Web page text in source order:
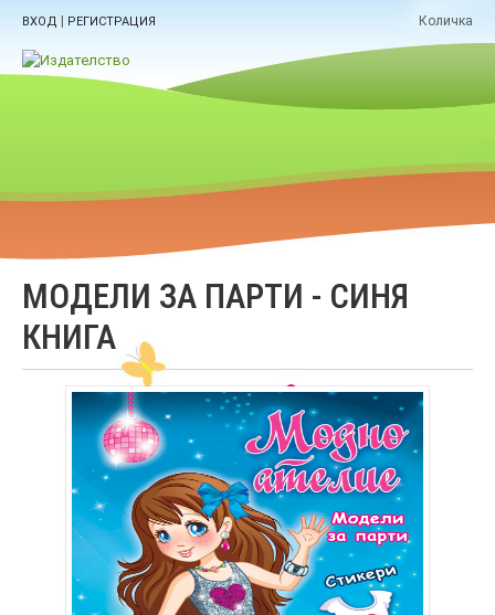
ВХОД | РЕГИСТРАЦИЯ Количка
МОДЕЛИ ЗА ПАРТИ - СИНЯ
КНИГА